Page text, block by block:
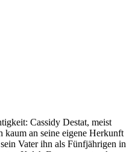
Cassidy Destat, meist
an seine eigene Herkunft
Vater ihn als Fünfjährigen in